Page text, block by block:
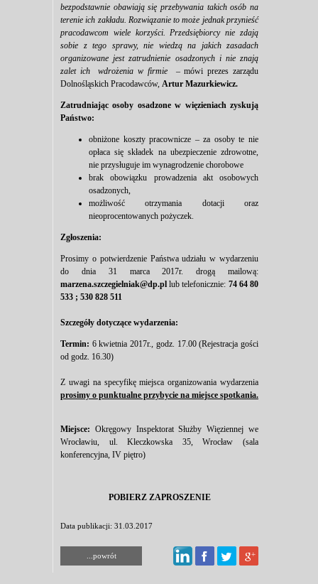
bezpodstawnie obawiają się przebywania takich osób na
terenie ich zakładu. Rozwiązanie to może jednak przynieść
pracodawcom wiele korzyści. Przedsiębiorcy nie zdają
sobie z tego sprawy, nie wiedzą na jakich zasadach
organizowane jest zatrudnienie osadzonych i nie znają
zalet ich wdrożenia w firmie –mówi prezes zarządu
Dolnośląskich Pracodawców, Artur Mazurkiewicz.
Zatrudniając osoby osadzone w więzieniach zyskują
Państwo:
obniżone koszty pracownicze – za osoby te nie
opłaca się składek na ubezpieczenie zdrowotne,
nie przysługuje im wynagrodzenie chorobowe
brak obowiązku prowadzenia akt osobowych
osadzonych,
możliwość otrzymania dotacji oraz
nieoprocentowanych pożyczek.
Zgłoszenia:
Prosimy o potwierdzenie Państwa udziału w wydarzeniu
do dnia 31 marca 2017r. drogą mailową:
marzena.szczegielniak@dp.pl lub telefonicznie: 74 64 80
533 ; 530 828 511
Szczegóły dotyczące wydarzenia:
Termin: 6 kwietnia 2017r., godz. 17.00 (Rejestracja gości
od godz. 16.30)
Z uwagi na specyfikę miejsca organizowania wydarzenia
prosimy o punktualne przybycie na miejsce spotkania.
Miejsce: Okręgowy Inspektorat Służby Więziennej we
Wrocławiu, ul. Kleczkowska 35, Wrocław (sala
konferencyjna, IV piętro)
POBIERZ ZAPROSZENIE
Data publikacji: 31.03.2017
...powrót